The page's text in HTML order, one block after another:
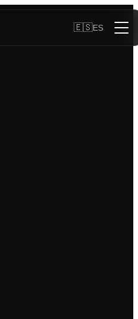
🇪🇸ES